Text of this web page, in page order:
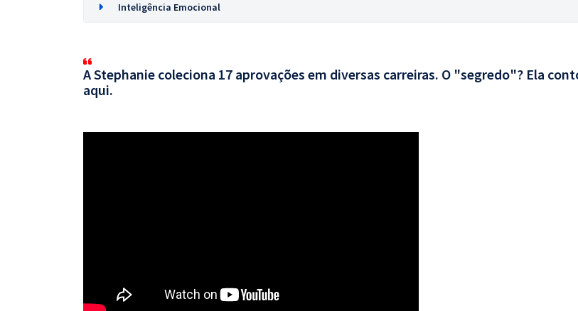
Inteligência Emocional
A Stephanie coleciona 17 aprovações em diversas carreiras. O "segredo"? Ela
aqui.